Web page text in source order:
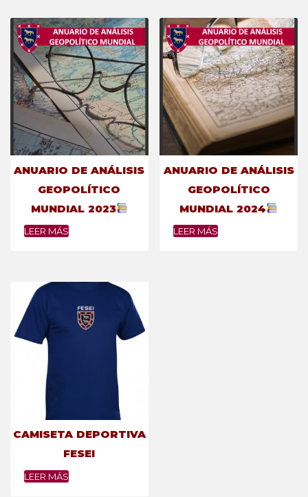
ANUARIO DE ANÁLISIS
GEOPOLÍTICO
MUNDIAL 2023
LEER MÁS
ANUARIO DE ANÁLISIS
GEOPOLÍTICO
MUNDIAL 2024
LEER MÁS
CAMISETA DEPORTIVA
FESEI
LEER MÁS